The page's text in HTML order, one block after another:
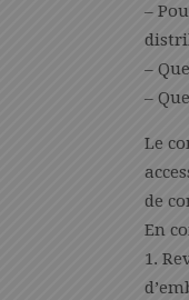
–
–
–
Le
de
En
1.